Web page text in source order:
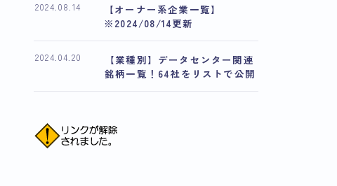
【オーナー系企業一覧】
※2024/08/14更新
2024.08.14
【業種別】データセンター関連
銘柄一覧！64社をリストで公開
2024.04.20